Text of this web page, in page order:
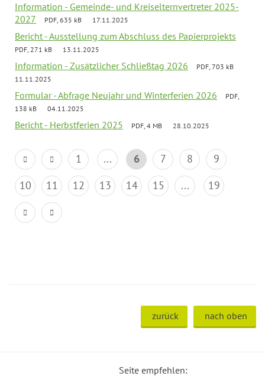
Information - Gemeinde- und Kreiselternvertreter 2025-
2027
PDF, 635 kB 17.11.2025
Bericht - Ausstellung zum Abschluss des Papierprojekts
PDF, 271 kB 13.11.2025
Information - Zusätzlicher Schließtag 2026
PDF, 703 kB
11.11.2025
Formular - Abfrage Neujahr und Winterferien 2026
PDF,
138 kB
04.11.2025
Bericht - Herbstferien 2025 PDF, 4 MB 28.10.2025
1 ... 6 7 8
9
10
11 12 13 14 15 ... 19
zurück nach oben
Seite empfehlen: